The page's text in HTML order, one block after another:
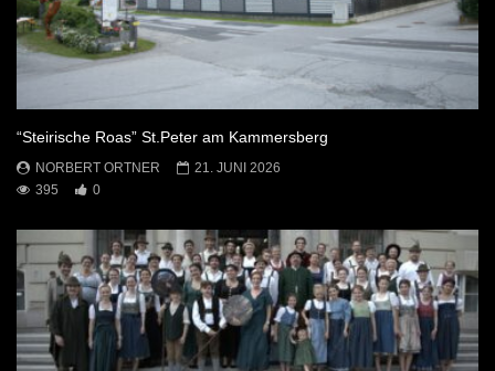
“Steirische Roas” St.Peter am Kammersberg
NORBERT ORTNER
21. JUNI 2026
395
0